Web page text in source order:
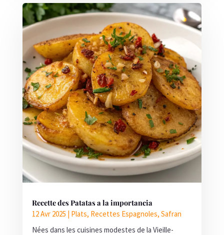
Recette des Patatas a la importancia
12 Avr 2025 | Plats, Recettes Espagnoles, Safran
Nées dans les cuisines modestes de la Vieille-